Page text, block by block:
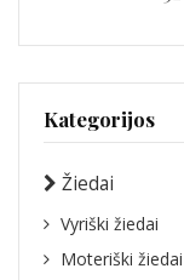
Kategorijos
Žiedai
Vyriški žiedai
Moteriški žiedai